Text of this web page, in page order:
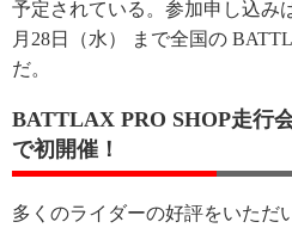
予定されている。参加申し込み
月28日（水） まで全国の
だ。
BATTLAX PRO SHOP走行
で初開催！
多くのライダーの好評をいただ